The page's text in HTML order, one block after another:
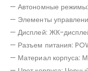
— Автономные режимы:
— Элементы
— Дисплей: ЖК-
— Разъем питания:
— Материал корпуса: